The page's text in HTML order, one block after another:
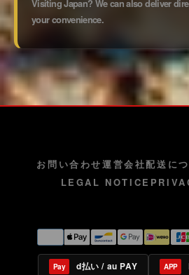
Visiting Japan? We can also deliver
your convenience.
お問い合わせ運営会社配送に
LEGAL NOTICE
Pay d払い / au PAY APP